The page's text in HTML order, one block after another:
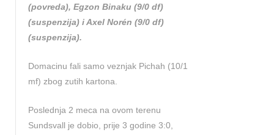
(povreda), Egzon Binaku (9/0 df)
(suspenzija) i Axel Norén (9/0 df)
(suspenzija).
Domacinu fali samo veznjak Pichah (10/1
mf) zbog zutih kartona.
Poslednja 2 meca na ovom terenu
Sundsvall je dobio, prije 3 godine 3:0,